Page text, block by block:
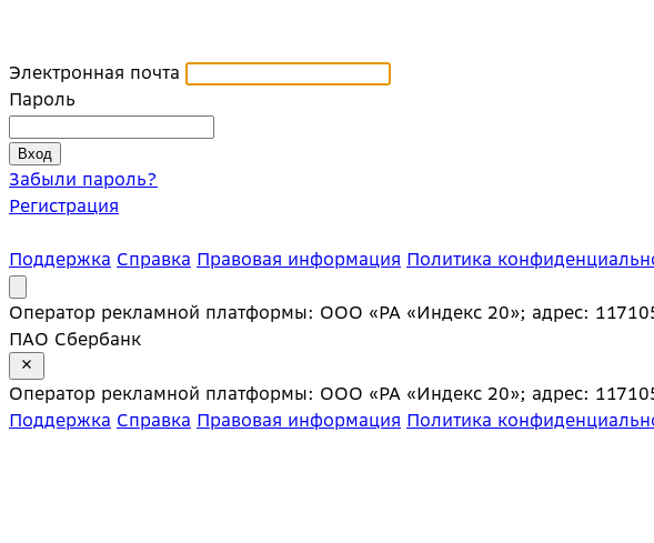
Электронная почта
Пароль
Забыли пароль?
Регистрация
Поддержка Справка Правовая информация Политика
Оператор рекламной платформы: ООО «РА «Индекс 20»; адрес:
ПАО Сбербанк
Оператор рекламной платформы: ООО «РА «Индекс 20»; адрес:
Поддержка Справка Правовая информация Политика